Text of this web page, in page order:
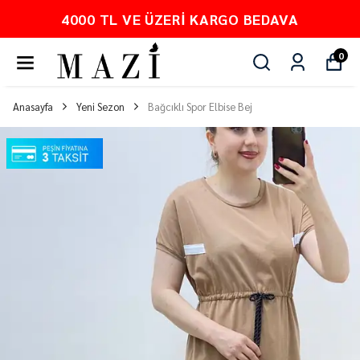
BEDAVA PEŞİN FİYATINA
0
Anasayfa Yeni Sezon Bağcıklı Spor Elbise Bej